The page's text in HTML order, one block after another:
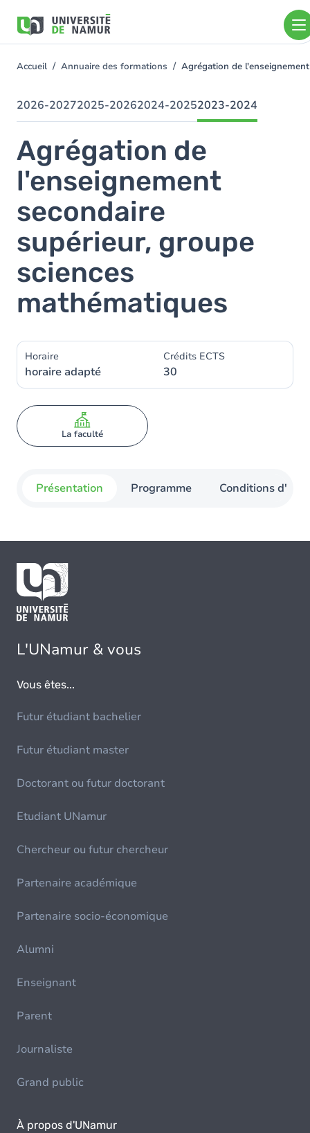
contenu
You
here
Accueil Annuaire des formations Agrégation de
2026-20272025-20262024-20252023-2024
Agrégation de
l'enseignement
secondaire
supérieur, groupe
sciences
mathématiques
Horaire
horaire adapté
Crédits ECTS
30
La faculté
Présentation Programme Conditions
L'UNamur & vous
Vous êtes...
Futur étudiant bachelier
Futur étudiant master
Doctorant ou futur doctorant
Etudiant UNamur
Chercheur ou futur chercheur
Partenaire académique
Partenaire socio-économique
Alumni
Enseignant
Parent
Journaliste
Grand public
À propos d'UNamur